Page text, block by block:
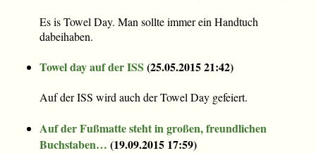
Es is Towel Day. Man sollte immer ein Handtuch
dabeihaben.
Towel day auf der ISS (25.05.2015 21:42)
Auf der ISS wird auch der Towel Day gefeiert.
Auf der Fußmatte steht in großen, freundlichen
Buchstaben… (19.09.2015 17:59)